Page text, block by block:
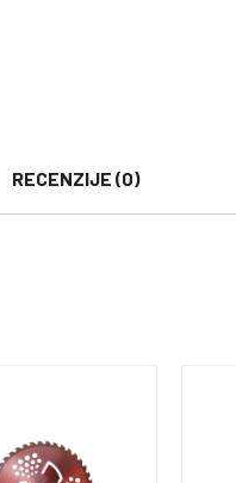
RECENZIJE (0)